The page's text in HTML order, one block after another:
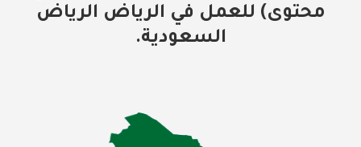
محتوى) للعمل في الرياض الرياض
السعودية.